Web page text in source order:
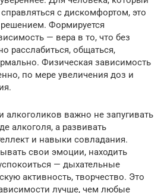
с дискомфортом, это
Формируется
— вера в то, что без
расслабиться, общаться,
Физическая зависимость
по мере увеличения доз и
алкоголиков важно не запугивать
алкоголя, а развивать
и навыки совладания.
свои эмоции, находить
— дыхательные
активность, творчество. Это
лучше, чем любые